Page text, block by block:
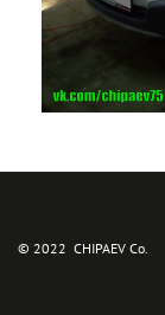
© 2022  CHIPAEV Co.